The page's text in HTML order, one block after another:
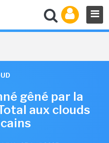
gêné par la
aux clouds